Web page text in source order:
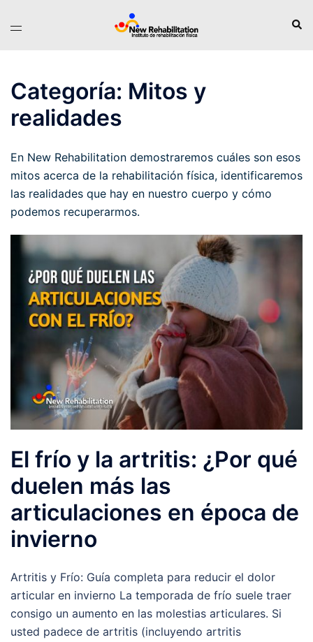
Alternar
Categoría: Mitos y
realidades
En New Rehabilitation demostraremos cuáles son esos
mitos acerca de la rehabilitación física, identificaremos
las realidades que hay en nuestro cuerpo y cómo
podemos recuperarmos.
El frío y la artritis: ¿Por qué
duelen más las
articulaciones en época de
invierno
Artritis y Frío: Guía completa para reducir el dolor
articular en invierno La temporada de frío suele traer
consigo un aumento en las molestias articulares. Si
usted padece de artritis (incluyendo artritis